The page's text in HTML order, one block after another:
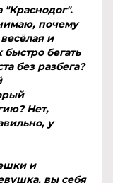
"Краснодог".
почему
и
бегать
без разбега?
Нет,
у
и
вы себя